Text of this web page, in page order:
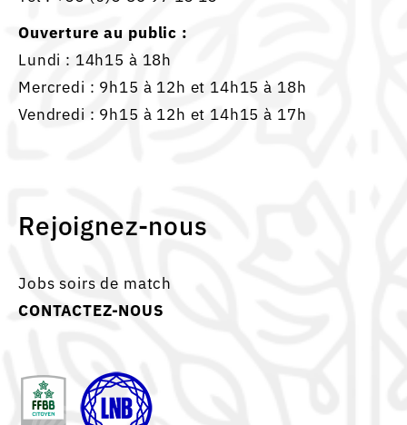
Ouverture au public :
Lundi : 14h15 à 18h
Mercredi : 9h15 à 12h et 14h15 à 18h
Vendredi : 9h15 à 12h et 14h15 à 17h
Rejoignez-nous
Jobs soirs de match
CONTACTEZ-NOUS